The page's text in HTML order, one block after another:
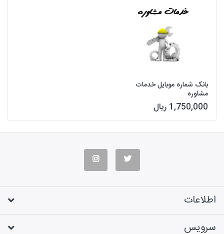
بانک شماره موبایل خدمات
مشاوره
1,750,000 ریال
اطلاعات
سرویس